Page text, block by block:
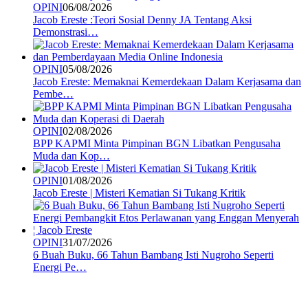
OPINI06/08/2026
Jacob Ereste :Teori Sosial Denny JA Tentang Aksi
Demonstrasi…
OPINI05/08/2026
Jacob Ereste: Memaknai Kemerdekaan Dalam Kerjasama dan
Pembe…
OPINI02/08/2026
BPP KAPMI Minta Pimpinan BGN Libatkan Pengusaha
Muda dan Kop…
OPINI01/08/2026
Jacob Ereste | Misteri Kematian Si Tukang Kritik
OPINI31/07/2026
6 Buah Buku, 66 Tahun Bambang Isti Nugroho Seperti
Energi Pe…